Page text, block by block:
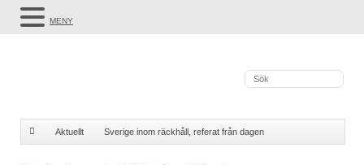
Aktuellt Sverige inom räckhåll, referat från dagen
MENY